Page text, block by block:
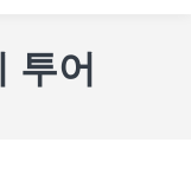
투어